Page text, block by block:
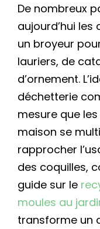
De nombreux
aujourd’hui les
un broyeur
lauriers, de
d’ornement.
déchetterie
mesure que
maison se
rapprocher
des coquilles,
guide sur le
moules au
transforme un